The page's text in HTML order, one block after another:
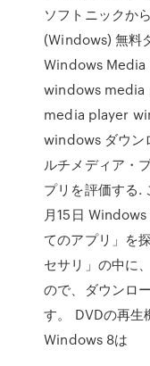
ソフトニックか
(Windows) 無料
Windows Media
windows
media player
windows ダウン
ルチメディア・
プリを評価する.
月15日
てのアプリ」を
セサリ」の中に
ので、ダウンロ
す。 DVDの再生
Windows 8は